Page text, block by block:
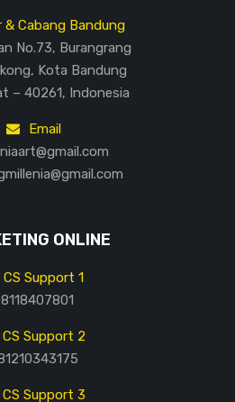
& Cabang Bandung
No.73, Burangrang
Kota Bandung
– 40261, Indonesia
Email
ONLINE
CS Support 1
CS Support 2
CS Support 3